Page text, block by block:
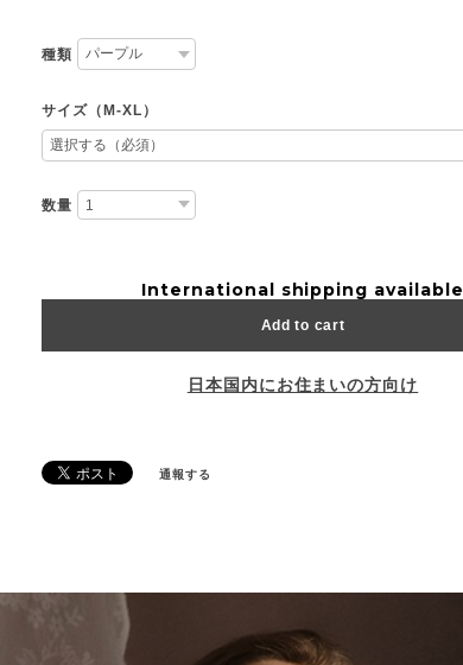
種類
サイズ（M-XL）
数量
International shipping available
Add to cart
日本国内にお住まいの方向け
通報する